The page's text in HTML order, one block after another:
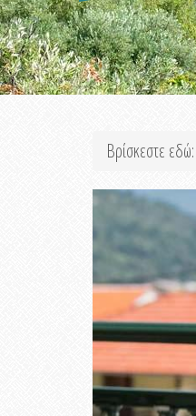
Βρίσκεστε εδώ: